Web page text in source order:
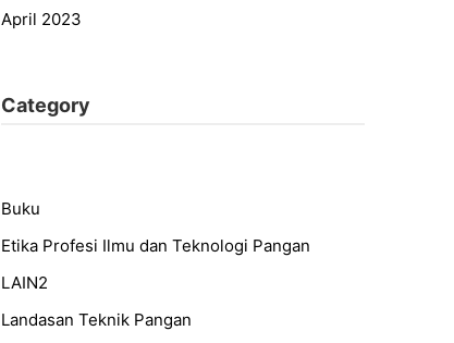
April 2023
Category
Buku
Etika Profesi Ilmu dan Teknologi Pangan
LAIN2
Landasan Teknik Pangan